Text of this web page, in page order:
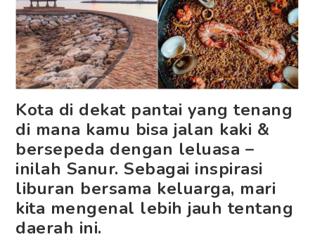
Kota di dekat pantai yang tenang
di mana kamu bisa jalan kaki &
bersepeda dengan leluasa –
inilah Sanur. Sebagai inspirasi
liburan bersama keluarga, mari
kita mengenal lebih jauh tentang
daerah ini.